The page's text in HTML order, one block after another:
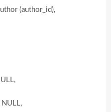
(author_id),